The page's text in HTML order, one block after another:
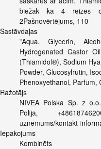
biežāk kā 4 reizes
2Pašnovērtējums, 110
Sastāvdaļas
"Aqua, Glycerin,
Hydrogenated Castor
(Thiamidol®), Sodium
Powder, Glucosylrutin,
Phenoxyethanol, Parfum,
Ražotājs
NIVEA Polska Sp. z
Polija,
uznemums/kontakt-
Iepakojums
Kombinēts